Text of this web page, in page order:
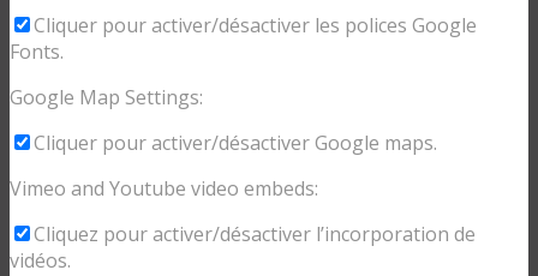
Cliquer pour activer/désactiver les polices Google
Fonts.
Google Map Settings:
Cliquer pour activer/désactiver Google maps.
Vimeo and Youtube video embeds:
Cliquez pour activer/désactiver l’incorporation de
vidéos.